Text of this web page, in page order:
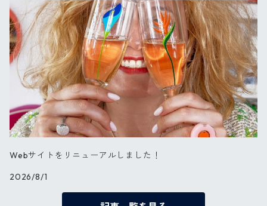
PARIS
セレブレーション
Webサイトをリニューアルしました！
2026/8/1